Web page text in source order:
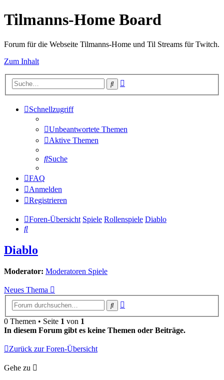
Tilmanns-Home Board
Forum für die Webseite Tilmanns-Home und Til Streams für Twitch.
Zum Inhalt
Suche
Schnellzugriff
Unbeantwortete Themen
Aktive Themen
Suche
FAQ
Anmelden
Registrieren
Foren-Übersicht Spiele Rollenspiele Diablo
Suche
Diablo
Moderator: Moderatoren Spiele
Neues Thema
Suche
0 Themen • Seite 1 von 1
In diesem Forum gibt es keine Themen oder Beiträge.
Zurück zur Foren-Übersicht
Gehe zu